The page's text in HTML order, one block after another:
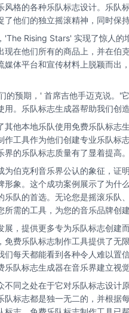
风格的各种乐队标志设计。乐队
他们的独立摇滚精神，同时保持
'The Rising Stars' 实现了惊人的
现在他们所有的商品上，并在伯
媒体平台和宣传材料上脱颖而出
的预期，' 首席吉他手迈克说。'
用。乐队标志生成器帮助我们创
其他本地乐队使用免费乐队标志
作工具作为他们创建专业乐队标
的乐队标志质量有了显着提高。
为伯克利音乐界公认的象征，证
形象。这个成功案例展示了为什
乐队的首选。无论您是摇滚乐队
需的工具，为您的音乐品牌创
展，提供更多专为乐队标志创建
免费乐队标志制作工具提供了无
每天都能看到各种令人难以置
队标志生成器在音乐界建立视
不同之处在于它对乐队标志设计
队标志都是独一无二的，并根据